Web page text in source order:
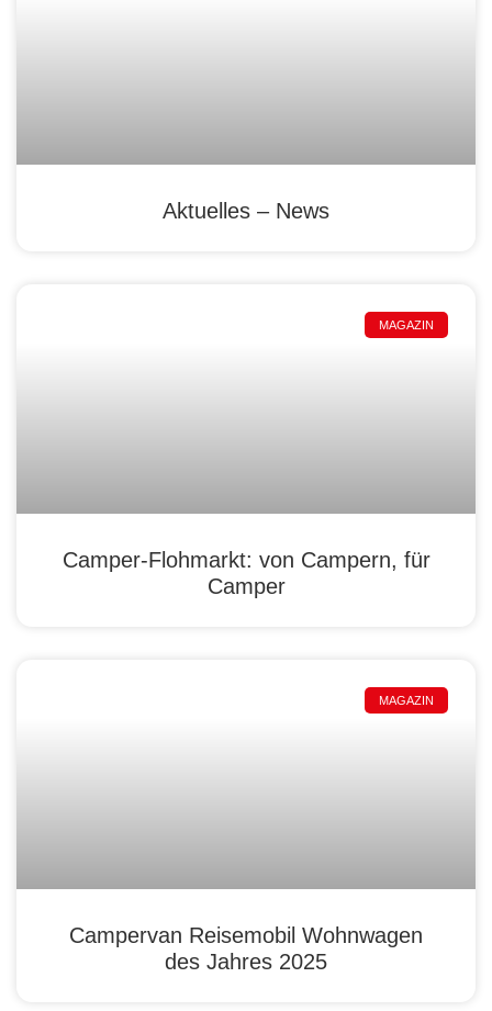
Aktuelles – News
MAGAZIN
Camper-Flohmarkt: von Campern, für
Camper
MAGAZIN
Campervan Reisemobil Wohnwagen
des Jahres 2025